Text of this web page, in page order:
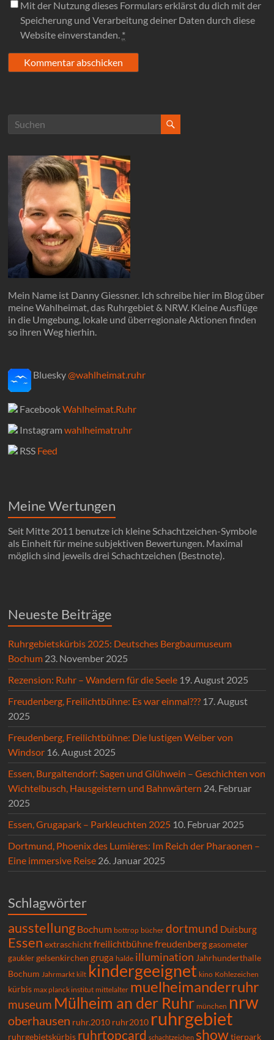
Mit der Nutzung dieses Formulars erklärst du dich mit der
Speicherung und Verarbeitung deiner Daten durch diese
Website einverstanden. *
Mein Name ist Danny Giessner. Ich schreibe hier im Blog über
meine Wahlheimat, das Ruhrgebiet & NRW. Kleine Ausflüge
in die Umgebung, lokale und überregionale Aktionen finden
so ihren Weg hierhin.
Bluesky@wahlheimat.ruhr
FacebookWahlheimat.Ruhr
Instagramwahlheimatruhr
RSS Feed
Meine Wertungen
Seit Mitte 2011 benutze ich kleine Schachtzeichen-Symbole
als Einheit für meine subjektiven Bewertungen. Maximal
möglich sind jeweils drei Schachtzeichen (Bestnote).
Neueste Beiträge
Ruhrgebietskürbis 2025: Deutsches Bergbaumuseum
Bochum 23. November 2025
Rezension: Ruhr – Wandern für die Seele 19. August 2025
Freudenberg, Freilichtbühne: Es war einmal??? 17. August
2025
Freudenberg, Freilichtbühne: Die lustigen Weiber von
Windsor 16. August 2025
Essen, Burgaltendorf: Sagen und Glühwein – Geschichten von
Wichtelbusch, Hausgeistern und Bahnwärtern 24. Februar
2025
Essen, Grugapark – Parkleuchten 2025 10. Februar 2025
Dortmund, Phoenix des Lumières: Im Reich der Pharaonen –
Eine immersive Reise 26. Januar 2025
Schlagwörter
ausstellung Bochum bottrop bücher dortmund Duisburg
Essen extraschicht freilichtbühnefreudenberg gasometer
gaukler gelsenkirchen gruga halde illumination Jahrhunderthalle
Bochum Jahrmarkt kilt kindergeeignet kino Kohlezeichen
kürbis max planck institut mittelalter muelheimanderruhr
museum Mülheim an der Ruhr münchen nrw
oberhausen ruhr.2010 ruhr2010 ruhrgebiet
ruhrgebietskürbis ruhrtopcard schachtzeichen show tierpark